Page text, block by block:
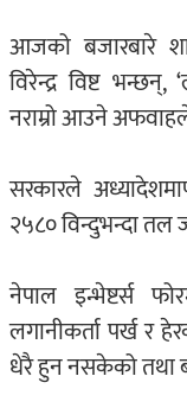
आजको बजारबारे
विरेन्द्र विष्ट
नराम्रो आउने
सरकारले
२५८० विन्दुभन्दा तल
नेपाल इन्भेष्टर्स
लगानीकर्ता पर्ख र
धेरै हुन नसकेको तथा